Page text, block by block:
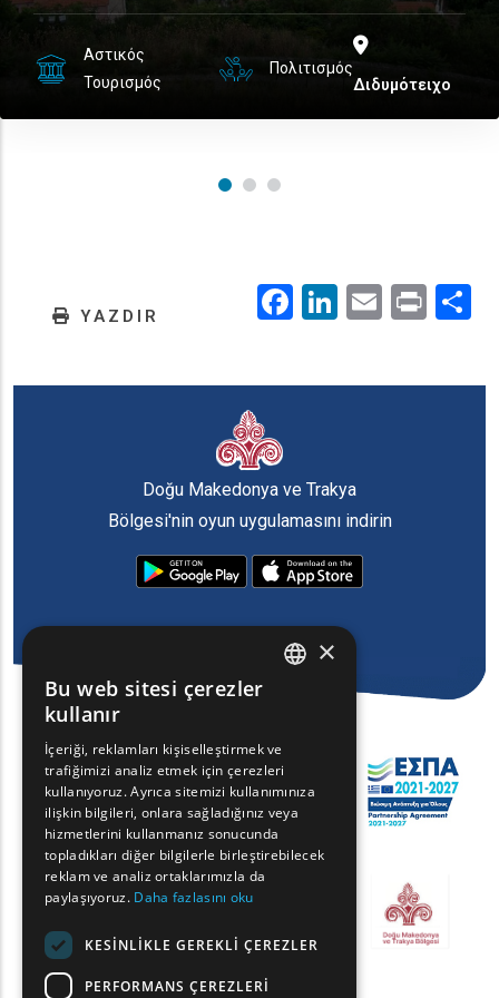
Αστικός
Τουρισμός
Πολιτισμός
Διδυμότειχο
YAZDIR Facebook
LinkedIn
EmailPrint
Doğu Makedonya ve Trakya
Bölgesi'nin oyun uygulamasını indirin
FRENCH
BULGARIAN
GERMAN
×
Bu web sitesi çerezler
kullanır
İçeriği, reklamları kişiselleştirmek ve
trafiğimizi analiz etmek için çerezleri
kullanıyoruz. Ayrıca sitemizi kullanımınıza
ilişkin bilgileri, onlara sağladığınız veya
hizmetlerini kullanmanız sonucunda
topladıkları diğer bilgilerle birleştirebilecek
reklam ve analiz ortaklarımızla da
paylaşıyoruz. Daha fazlasını oku
KESINLIKLE GEREKLI ÇEREZLER
PERFORMANS ÇEREZLERI